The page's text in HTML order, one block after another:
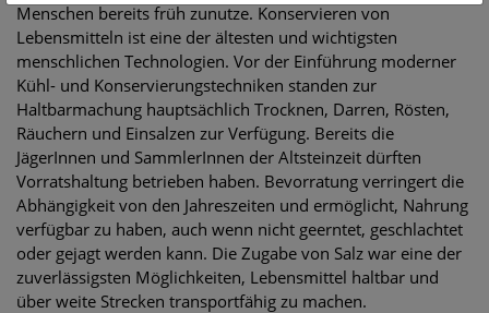
Menschen bereits früh zunutze. Konservieren von
Lebensmitteln ist eine der ältesten und wichtigsten
menschlichen Technologien. Vor der Einführung moderner
Kühl- und Konservierungstechniken standen zur
Haltbarmachung hauptsächlich Trocknen, Darren, Rösten,
Räuchern und Einsalzen zur Verfügung. Bereits die
JägerInnen und SammlerInnen der Altsteinzeit dürften
Vorratshaltung betrieben haben. Bevorratung verringert die
Abhängigkeit von den Jahreszeiten und ermöglicht, Nahrung
verfügbar zu haben, auch wenn nicht geerntet, geschlachtet
oder gejagt werden kann. Die Zugabe von Salz war eine der
zuverlässigsten Möglichkeiten, Lebensmittel haltbar und
über weite Strecken transportfähig zu machen.